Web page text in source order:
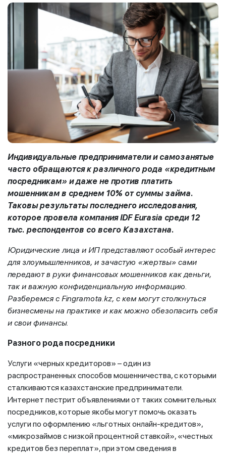
Индивидуальные предприниматели и самозанятые
часто обращаются к различного рода «кредитным
посредникам» и даже не против платить
мошенникам в среднем 10% от суммы займа.
Таковы результаты последнего исследования,
которое провела компанияIDF Eurasia среди 12
тыс. респондентов со всего Казахстана.
Юридические лица и ИПпредставляют особый интерес
для злоумышленников, и зачастую «жертвы» сами
передают в руки финансовых мошенников как деньги,
так и важную конфиденциальную информацию.
Разберемся с Fingramota.kz, с кем могут столкнуться
бизнесменына практике и как можно обезопасить себя
и свои финансы.
Разного рода посредники
Услуги «черных кредиторов» – один из
распространенных способов мошенничества, с которыми
сталкиваются казахстанские предприниматели.
Интернет пестрит объявлениями от таких сомнительных
посредников, которые якобы могут помочь оказать
услуги по оформлению «льготных онлайн-кредитов»,
«микрозаймов с низкой процентной ставкой», «честных
кредитов без переплат», при этом сведения в